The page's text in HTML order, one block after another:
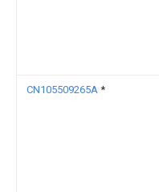
CN105509265A *